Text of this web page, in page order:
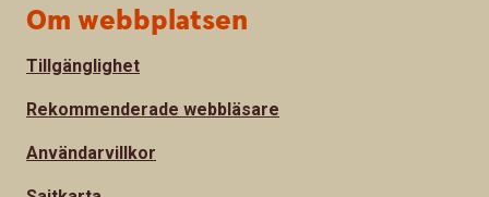
Om webbplatsen
Tillgänglighet
Rekommenderade webbläsare
Användarvillkor